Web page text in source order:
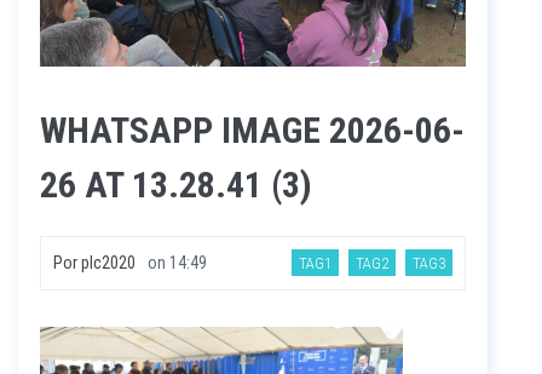
WHATSAPP IMAGE 2026-06-
26 AT 13.28.41 (3)
Porplc2020 on 14:49 TAG1 TAG2 TAG3